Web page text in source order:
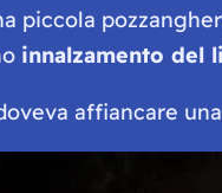
piccola
innalzamento del
affiancare